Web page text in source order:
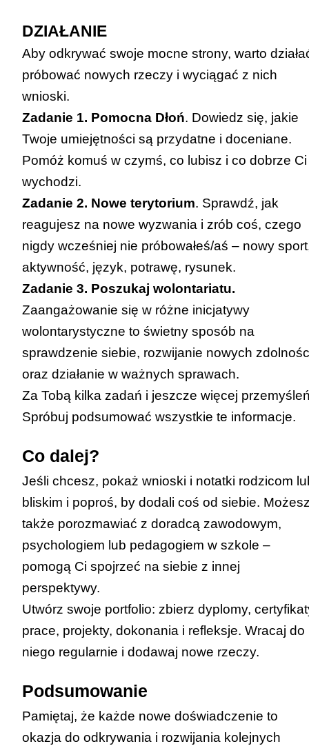
DZIAŁANIE
Aby odkrywać swoje mocne strony, warto
próbować nowych rzeczy i wyciągać z nich
wnioski.
Zadanie 1. Pomocna Dłoń. Dowiedz się, jakie
Twoje umiejętności są przydatne i doceniane.
Pomóż komuś w czymś, co lubisz i co dobrze Ci
wychodzi.
Zadanie 2. Nowe terytorium. Sprawdź, jak
reagujesz na nowe wyzwania i zrób coś, czego
nigdy wcześniej nie próbowałeś/aś – nowy
aktywność, język, potrawę, rysunek.
Zadanie 3. Poszukaj wolontariatu.
Zaangażowanie się w różne inicjatywy
wolontarystyczne to świetny sposób na
sprawdzenie siebie, rozwijanie nowych
oraz działanie w ważnych sprawach.
Za Tobą kilka zadań i jeszcze więcej
Spróbuj podsumować wszystkie te informacje.
Co dalej?
Jeśli chcesz, pokaż wnioski i notatki rodzicom
bliskim i poproś, by dodali coś od siebie.
także porozmawiać z doradcą zawodowym,
psychologiem lub pedagogiem w szkole –
pomogą Ci spojrzeć na siebie z innej
perspektywy.
Utwórz swoje portfolio: zbierz dyplomy,
prace, projekty, dokonania i refleksje. Wracaj do
niego regularnie i dodawaj nowe rzeczy.
Podsumowanie
Pamiętaj, że każde nowe doświadczenie to
okazja do odkrywania i rozwijania kolejnych